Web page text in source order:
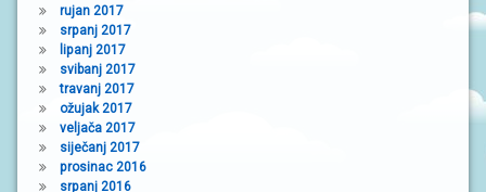
rujan 2017
srpanj 2017
lipanj 2017
svibanj 2017
travanj 2017
ožujak 2017
veljača 2017
siječanj 2017
prosinac 2016
srpanj 2016